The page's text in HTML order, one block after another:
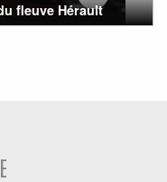
fleuve Hérault